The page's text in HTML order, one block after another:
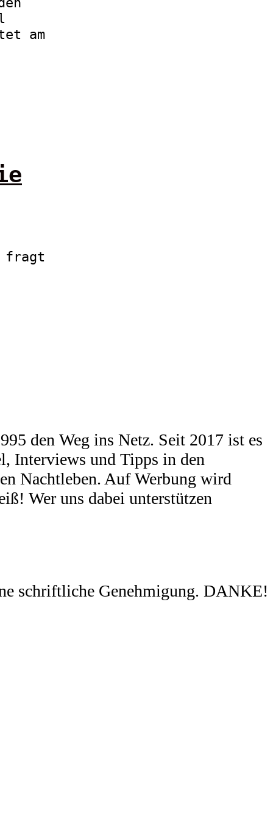
am
fragt
den Weg ins Netz. Seit 2017 ist es
Interviews und Tipps in den
Nachtleben. Auf Werbung wird
Wer uns dabei unterstützen
schriftliche Genehmigung. DANKE!